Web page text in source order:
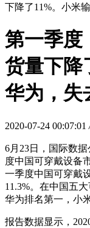
下降了11%。小米
第一季度
货量下降
华为，失
2020-07-24 00:07:01
6月23日，国际数
度中国可穿戴设备
一季度中国可穿戴
11.3%。在中国五
华为排名第一，小
报告数据显示，